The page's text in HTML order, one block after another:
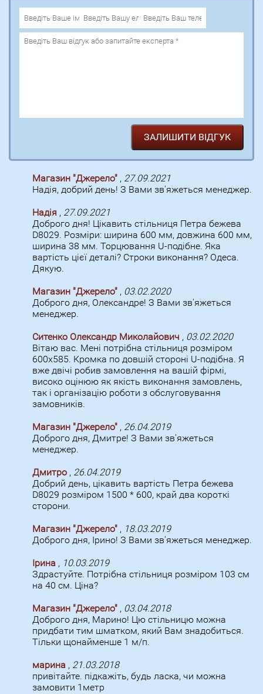
Магазин "Джерело" , 27.09.2021
Надія, добрий день! З Вами зв'яжеться менеджер.
Надія , 27.09.2021
Доброго дня! Цікавить стільниця Петра бежева
D8029. Розміри: ширина 600 мм, довжина 600 мм,
ширина 38 мм. Торцювання U-подібне. Яка
вартість цієї деталі? Строки виконання? Одеса.
Дякую.
Магазин "Джерело" , 03.02.2020
Доброго дня, Олександре! З Вами зв'яжеться
менеджер.
Ситенко Олександр Миколайович , 03.02.2020
Вітаю вас. Мені потрібна стільниця розміром
600х585. Кромка по довшій стороні U-подібна. Я
вже двічі робив замовлення на вашій фірмі,
високо оцінюю як якість виконання замовлень,
так і організацію роботи з обслуговування
замовників.
Магазин "Джерело" , 26.04.2019
Доброго дня, Дмитре! З Вами зв'яжеться
менеджер.
Дмитро , 26.04.2019
Добрий день, цікавить вартість Петра бежева
D8029 розміром 1500 * 600, край два короткі
сторони.
Магазин "Джерело" , 18.03.2019
Доброго дня, Ірино! З Вами зв'яжеться менеджер.
Ірина , 10.03.2019
Здрастуйте. Потрібна стільниця розміром 103 см
на 40 см. Ціна?
Магазин "Джерело" , 03.04.2018
Доброго дня, Марино! Цю стільницю можна
придбати тим шматком, який Вам знадобиться.
Тільки щонайменше 1 м/п.
марина , 21.03.2018
привітайте. підкажіть, будь ласка, чи можна
замовити 1метр